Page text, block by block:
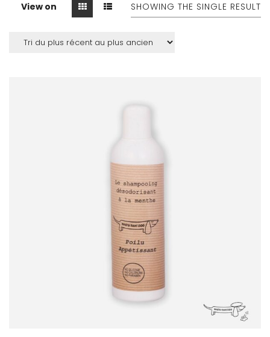
View on SHOWING THE SINGLE RESULT